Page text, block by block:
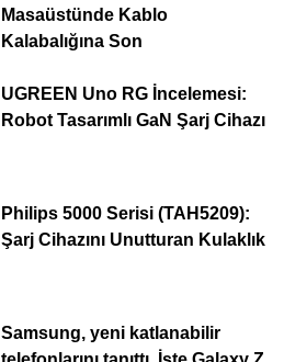
Masaüstünde Kablo
Kalabalığına Son
UGREEN Uno RG İncelemesi:
Robot Tasarımlı GaN Şarj Cihazı
Philips 5000 Serisi (TAH5209):
Şarj Cihazını Unutturan Kulaklık
Samsung, yeni katlanabilir